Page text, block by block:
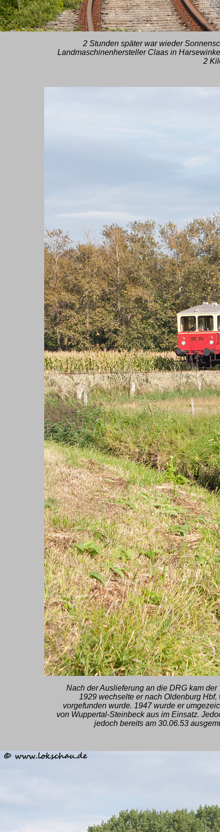
2 Stunden später war wieder
Landmaschinenhersteller Claas in
2
Nach der Auslieferung an die DRG kam
1929 wechselte er nach Oldenburg
vorgefunden wurde. 1947 wurde er
von Wuppertal-Steinbeck aus im Einsatz.
jedoch bereits am 30.06.53